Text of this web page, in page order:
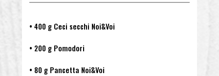
• 400 g Ceci secchi Noi&Voi
• 200 g Pomodori
• 80 g Pancetta Noi&Voi